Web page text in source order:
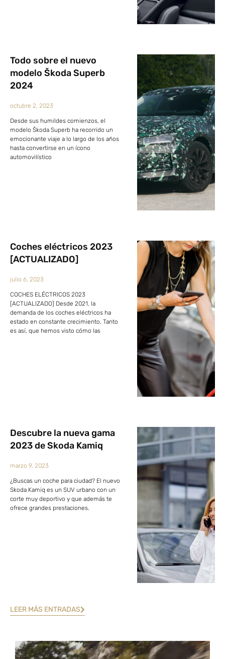
Todo sobre el nuevo
modelo Škoda Superb
2024
octubre 2, 2023
Desde sus humildes comienzos, el
modelo Škoda Superb ha recorrido un
emocionante viaje a lo largo de los años
hasta convertirse en un ícono
automovilístico
Coches eléctricos 2023
[ACTUALIZADO]
julio 6, 2023
COCHES ELÉCTRICOS 2023
[ACTUALIZADO] Desde 2021, la
demanda de los coches eléctricos ha
estado en constante crecimiento. Tanto
es así, que hemos visto cómo las
Descubre la nueva gama
2023 de Skoda Kamiq
marzo 9, 2023
¿Buscas un coche para ciudad? El nuevo
Skoda Kamiq es un SUV urbano con un
corte muy deportivo y que además te
ofrece grandes prestaciones.
LEER MÁS ENTRADAS